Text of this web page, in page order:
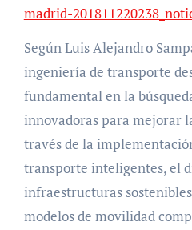
madrid-
Según Luis Alejandro
ingeniería de transporte
fundamental en la
innovadoras para mejorar
través de la
transporte inteligentes, el
infraestructuras
modelos de movilidad